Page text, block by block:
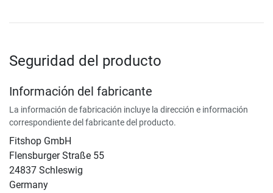
Seguridad del producto
Información del fabricante
La información de fabricación incluye la dirección e información
correspondiente del fabricante del producto.
Fitshop GmbH
Flensburger Straße 55
24837 Schleswig
Germany